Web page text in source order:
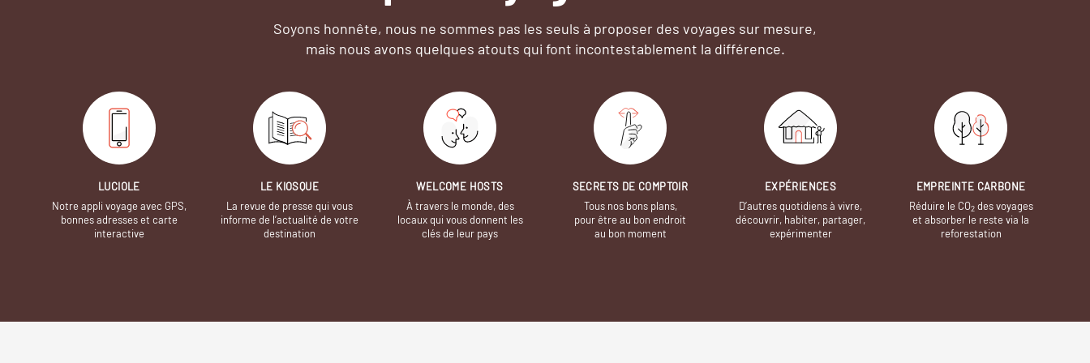
Soyons honnête, nous ne sommes pas les seuls à proposer des voyages sur mesure,
mais nous avons quelques atouts qui font incontestablement la différence.
LUCIOLE
Notre appli voyage avec GPS,
bonnes adresses et carte
interactive
LE KIOSQUE
La revue de presse qui vous
informe de l’actualité de votre
destination
WELCOME HOSTS
À travers le monde, des
locaux qui vous donnent les
clés de leur pays
SECRETS DE COMPTOIR
Tous nos bons plans,
pour être au bon endroit
au bon moment
EXPÉRIENCES
D’autres quotidiens à vivre,
découvrir, habiter, partager,
expérimenter
EMPREINTE CARBONE
Réduire le CO2des voyages
et absorber le reste via la
reforestation